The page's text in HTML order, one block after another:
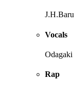
J.H.Baru
Vocals
Odagaki
Rap